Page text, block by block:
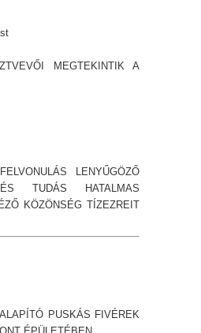
MEGTEKINTIK A
LENYŰGÖZŐ
TUDÁS HATALMAS
KÖZÖNSÉG TÍZEZREIT
PUSKÁS FIVÉREK